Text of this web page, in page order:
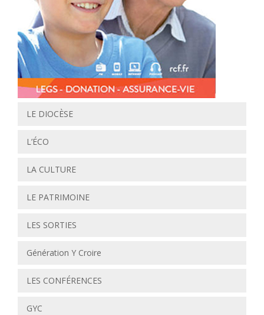
LE DIOCÈSE
L’ÉCO
LA CULTURE
LE PATRIMOINE
LES SORTIES
Génération Y Croire
LES CONFÉRENCES
GYC